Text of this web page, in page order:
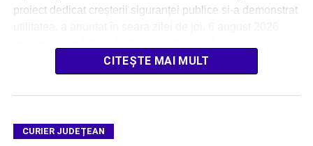
proiect dedicat creșterii siguranței publice si-a demonstrat
CITEȘTE MAI MULT
CURIER JUDEȚEAN